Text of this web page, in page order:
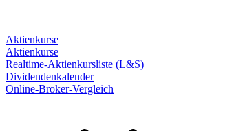
Aktienkurse
Aktienkurse
Realtime-Aktienkursliste (L&S)
Dividendenkalender
Online-Broker-Vergleich